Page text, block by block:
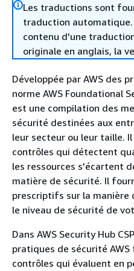
Les traductions sont
traduction
contenu d'une
originale en anglais, la
Développée par AWS des
norme AWS Foundational
est une compilation des
sécurité destinées aux
leur secteur ou leur taille.
contrôles qui détectent
les ressources s'écartent
matière de sécurité. Il
prescriptifs sur la
le niveau de sécurité de
Dans AWS Security Hub
pratiques de sécurité
contrôles qui évaluent en